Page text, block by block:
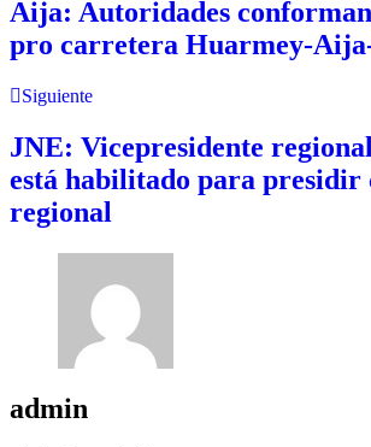
Aija: Autoridades
pro carretera Huarmey-
Siguiente
JNE: Vicepresidente
está habilitado para presidir
regional
admin